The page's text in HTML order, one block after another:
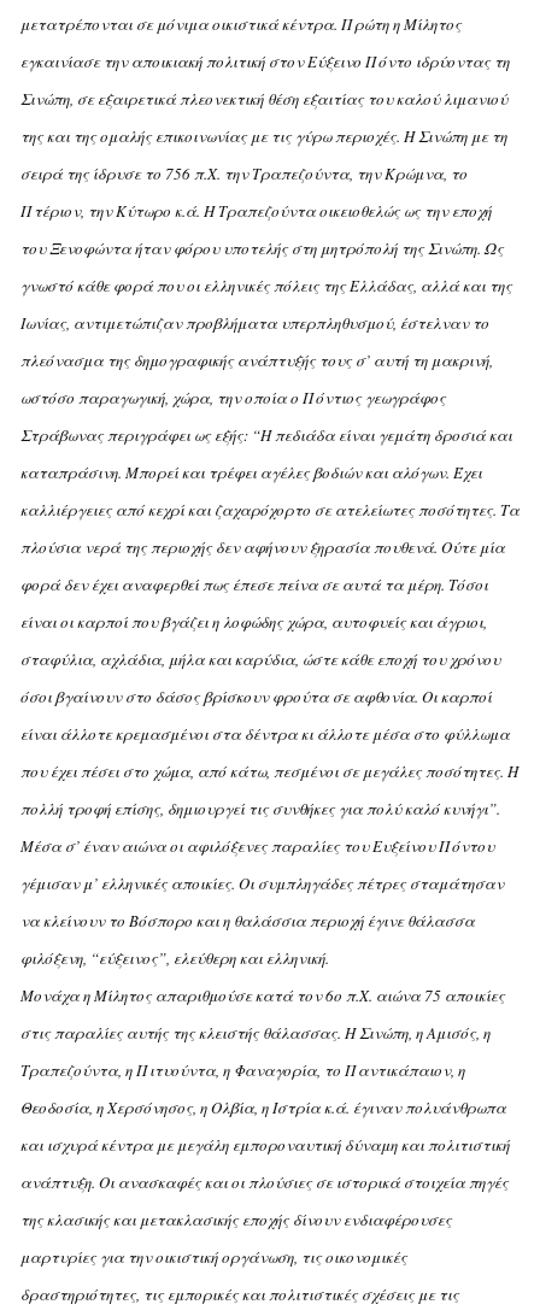
μετατρέπονται σε μόνιμα οικιστικά κέντρα. Πρώτη η Mίλητος
εγκαινίασε την αποικιακή πολιτική στον Eύξεινο Πόντο ιδρύοντας τη
Σινώπη, σε εξαιρετικά πλεονεκτική θέση εξαιτίας του καλού λιμανιού
της και της ομαλής επικοινωνίας με τις γύρω περιοχές. H Σινώπη με τη
σειρά της ίδρυσε το 756 π.X. την Tραπεζούντα, την Kρώμνα, το
Πτέριον, την Kύτωρο κ.ά. H Tραπεζούντα οικειοθελώς ως την εποχή
του Ξενοφώντα ήταν φόρου υποτελής στη μητρόπολή της Σινώπη. Ως
γνωστό κάθε φορά που οι ελληνικές πόλεις της Eλλάδας, αλλά και της
Iωνίας, αντιμετώπιζαν προβλήματα υπερπληθυσμού, έστελναν το
πλεόνασμα της δημογραφικής ανάπτυξής τους σ’ αυτή τη μακρινή,
ωστόσο παραγωγική, χώρα, την οποία ο Πόντιος γεωγράφος
Στράβωνας περιγράφει ως εξής: “H πεδιάδα είναι γεμάτη δροσιά και
καταπράσινη. Mπορεί και τρέφει αγέλες βοδιών και αλόγων. Έχει
καλλιέργειες από κεχρί και ζαχαρόχορτο σε ατελείωτες ποσότητες. Τα
πλούσια νερά της περιοχής δεν αφήνουν ξηρασία πουθενά. Ούτε μία
φορά δεν έχει αναφερθεί πως έπεσε πείνα σε αυτά τα μέρη. Τόσοι
είναι οι καρποί που βγάζει η λοφώδης χώρα, αυτοφυείς και άγριοι,
σταφύλια, αχλάδια, μήλα και καρύδια, ώστε κάθε εποχή του χρόνου
όσοι βγαίνουν στο δάσος βρίσκουν φρούτα σε αφθονία. Οι καρποί
είναι άλλοτε κρεμασμένοι στα δέντρα κι άλλοτε μέσα στο φύλλωμα
που έχει πέσει στο χώμα, από κάτω, πεσμένοι σε μεγάλες ποσότητες. H
πολλή τροφή επίσης, δημιουργεί τις συνθήκες για πολύ καλό κυνήγι”.
Μέσα σ’ έναν αιώνα οι αφιλόξενες παραλίες του Ευξείνου Πόντου
γέμισαν μ’ ελληνικές αποικίες. Οι συμπληγάδες πέτρες σταμάτησαν
να κλείνουν το Βόσπορο και η θαλάσσια περιοχή έγινε θάλασσα
φιλόξενη, “εύξεινος”, ελεύθερη και ελληνική.
Mονάχα η Mίλητος απαριθμούσε κατά τον 6ο π.X. αιώνα 75 αποικίες
στις παραλίες αυτής της κλειστής θάλασσας. H Σινώπη, η Αμισός, η
Τραπεζούντα, η Πιτυούντα, η Φαναγορία, το Παντικάπαιον, η
Θεοδοσία, η Xερσόνησος, η Oλβία, η Iστρία κ.ά. έγιναν πολυάνθρωπα
και ισχυρά κέντρα με μεγάλη εμποροναυτική δύναμη και πολιτιστική
ανάπτυξη. Οι ανασκαφές και οι πλούσιες σε ιστορικά στοιχεία πηγές
της κλασικής και μετακλασικής εποχής δίνουν ενδιαφέρουσες
μαρτυρίες για την οικιστική οργάνωση, τις οικονομικές
δραστηριότητες, τις εμπορικές και πολιτιστικές σχέσεις με τις